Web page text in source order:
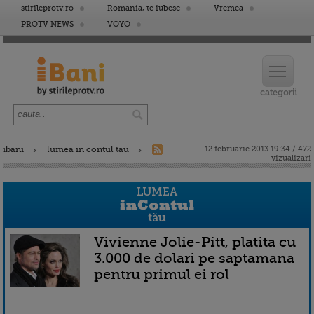
stirileprotv.ro Romania, te iubesc
Vremea
PROTV NEWS
VOYO
ibani lumea in contul tau
12 februarie 2013 19:34 / 472
vizualizari
Vivienne Jolie-Pitt, platita cu
3.000 de dolari pe saptamana
pentru primul ei rol